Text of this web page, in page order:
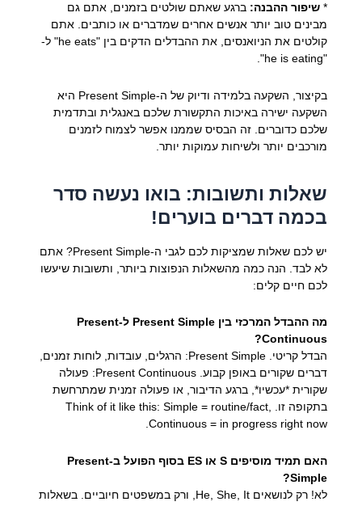
* שיפור ההבנה: ברגע שאתם שולטים בזמנים, אתם גם
מבינים טוב יותר אנשים אחרים שמדברים או כותבים. אתם
קולטים את הניואנסים, את ההבדלים הדקים בין "he eats" ל-
"he is eating".
בקיצור, השקעה בלמידה ודיוק של ה-Present Simple היא
השקעה ישירה באיכות התקשורת שלכם באנגלית ובתדמית
שלכם כדוברים. זה הבסיס שממנו אפשר לצמוח לזמנים
מורכבים יותר ולשיחות עמוקות יותר.
שאלות ותשובות: בואו נעשה סדר
בכמה דברים בוערים!
יש לכם שאלות שמציקות לכם לגבי ה-Present Simple? אתם
לא לבד. הנה כמה מהשאלות הנפוצות ביותר, ותשובות שיעשו
לכם חיים קלים:
מה ההבדל המרכזי בין Present Simple ל-Present
Continuous?
הבדל קריטי. Present Simple: הרגלים, עובדות, לוחות זמנים,
דברים שקורים באופן קבוע. Present Continuous: פעולה
שקורית *עכשיו*, ברגע הדיבור, או פעולה זמנית שמתרחשת
בתקופה זו. Think of it like this: Simple = routine/fact,
Continuous = in progress right now.
האם תמיד מוסיפים S או ES בסוף הפועל ב-Present
Simple?
לא! רק לנושאים He, She, It, ורק במשפטים חיוביים. בשאלות